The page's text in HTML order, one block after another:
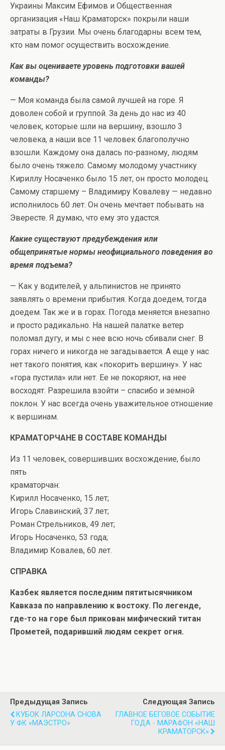
Украины Максим Ефимов и Общественная
организация «Наш Краматорск» покрыли наши
затраты в Грузии. Мы очень благодарны всем тем,
кто нам помог осуществить восхождение.
Как вы оцениваете уровень подготовки вашей
команды?
— Моя команда была самой лучшей на горе. Я
доволен собой и группой. За день до нас из 40
человек, которые шли на вершину, взошло 3
человека, а наши все 11 человек благополучно
взошли. Каждому она далась по-разному, людям
было очень тяжело. Самому молодому участнику
Кириллу Носаченко было 15 лет, он просто молодец.
Самому старшему – Владимиру Ковалеву — недавно
исполнилось 60 лет. Он очень мечтает побывать на
Эвересте. Я думаю, что ему это удастся.
Какие существуют предубеждения или
общепринятые нормы неофициального поведения во
время подъема?
— Как у водителей, у альпинистов не принято
заявлять о времени прибытия. Когда доедем, тогда
доедем. Так же и в горах. Погода меняется внезапно
и просто радикально. На нашей палатке ветер
поломал дугу, и мы с нее всю ночь сбивали снег. В
горах ничего и никогда не загадывается. А еще у нас
нет такого понятия, как «покорить вершину». У нас
«гора пустила» или нет. Ее не покоряют, на нее
восходят. Разрешила взойти – спасибо и земной
поклон. У нас всегда очень уважительное отношение
к вершинам.
КРАМАТОРЧАНЕ В СОСТАВЕ КОМАНДЫ
Из 11 человек, совершивших восхождение, было
пять
краматорчан:
Кирилл Носаченко, 15 лет;
Игорь Славинский, 37 лет;
Роман Стрельников, 49 лет;
Игорь Носаченко, 53 года;
Владимир Ковалев, 60 лет.
СПРАВКА
Казбек является последним пятитысячником
Кавказа по направлению к востоку. По легенде,
где-то на горе был прикован мифический титан
Прометей, подаривший людям секрет огня.
Предыдущая Запись
КУБОК ЛАРСОНА СНОВА
У ФК «МАЭСТРО»
Следующая Запись
ГЛАВНОЕ БЕГОВОЕ СОБЫТИЕ
ГОДА - МАРАФОН «НАШ
КРАМАТОРСК»